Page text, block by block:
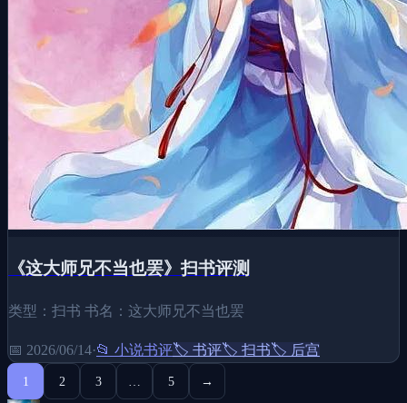
《这大师兄不当也罢》扫书评测
类型：扫书 书名：这大师兄不当也罢
📅 2026/06/14·📂 小说书评🏷️ 书评🏷️ 扫书🏷️ 后宫
1 2 3 5 →